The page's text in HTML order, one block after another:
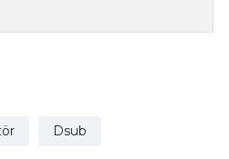
Dsub